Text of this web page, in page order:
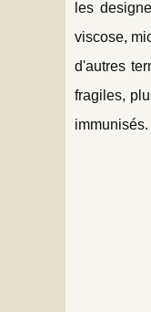
les
viscose,
d'autres
fragiles,